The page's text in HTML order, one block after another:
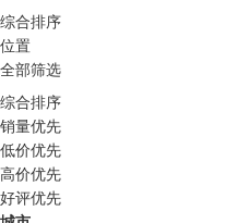
综合排序
位置
全部筛选
综合排序
销量优先
低价优先
高价优先
好评优先